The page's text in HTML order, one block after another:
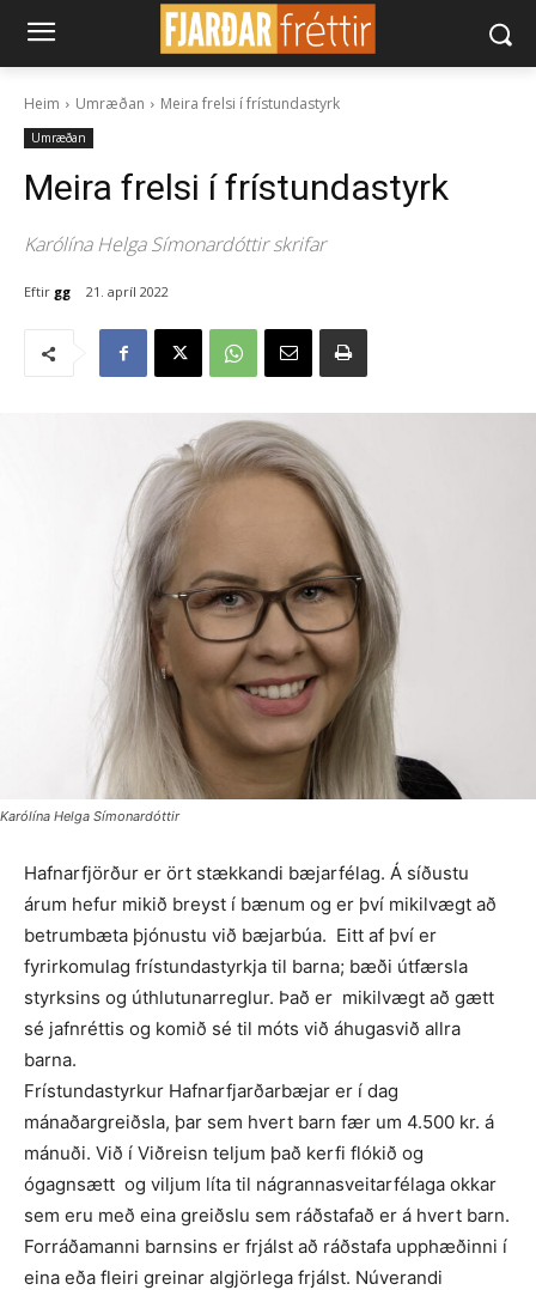
Heim Umræðan Meira frelsi í frístundastyrk
Umræðan
Meira frelsi í frístundastyrk
Karólína Helga Símonardóttir skrifar
Eftir gg 21. apríl 2022
Karólína Helga Símonardóttir
Hafnarfjörður er ört stækkandi bæjarfélag. Á síðustu
árum hefur mikið breyst í bænum og er því mikilvægt að
betrumbæta þjónustu við bæjarbúa. Eitt af því er
fyrirkomulag frístundastyrkja til barna; bæði útfærsla
styrksins og úthlutunarreglur. Það er mikilvægt að gætt
sé jafnréttis og komið sé til móts við áhugasvið allra
barna.
Frístundastyrkur Hafnarfjarðarbæjar er í dag
mánaðargreiðsla, þar sem hvert barn fær um 4.500 kr. á
mánuði. Við í Viðreisn teljum það kerfi flókið og
ógagnsætt og viljum líta til nágrannasveitarfélaga okkar
sem eru með eina greiðslu sem ráðstafað er á hvert barn.
Forráðamanni barnsins er frjálst að ráðstafa upphæðinni í
eina eða fleiri greinar algjörlega frjálst. Núverandi